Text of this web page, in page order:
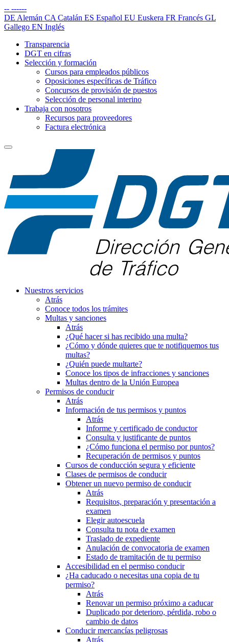
-- ------
DE Alemán CA Catalán ES Español EU Euskera FR Francés GL
Gallego EN Inglés
Transparencia
DGT en cifras
Selección y formación
Cursos para empleados públicos
Oposiciones específicas de Tráfico
Concursos de provisión de puestos
Selección de personal interino
Trabaja con nosotros
Recursos para proveedores
Factura electrónica
Nuestros servicios
Atrás
Conoce todos los trámites
Multas y sanciones
Atrás
¿Qué hacer si has recibido una multa?
¿Cómo y dónde quieres que te notifiquemos tus
multas?
¿Quién puede multarte?
Conoce los tipos de infracciones y sanciones
Multas dentro de la Unión Europea
Permisos de conducir
Atrás
Información de tus permisos y puntos
Atrás
Informe y certificado de conductor
Consulta y justificante de puntos
¿Cómo funciona el permiso por puntos?
Recuperación de permisos y puntos
Cursos de conducción segura y eficiente
Clases de permisos de conducir
Obtener un nuevo permiso de conducir
Atrás
Requisitos, preparación y presentación a
examen
Elegir autoescuela
Consulta tu nota de examen
Traslado de expediente
Anulación de convocatoria de examen
Estado de tramitación de tu permiso
Accesibilidad en el permiso conducir
¿Ha caducado o necesitas una copia de tu
permiso?
Atrás
Renovar un permiso próximo a caducar
Duplicado por deterioro, pérdida, robo o
cambio de datos
Conducir mercancías peligrosas
Atrás